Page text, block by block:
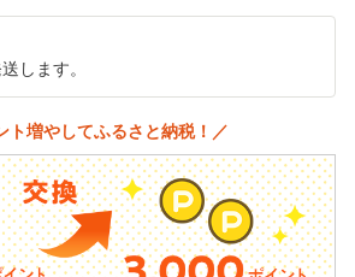
します。
ト増やしてふるさと納税！／